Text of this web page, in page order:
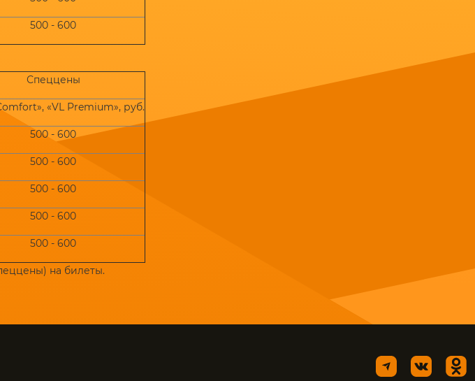
500 - 600
Спеццены
«VL Premium», руб.
500 - 600
500 - 600
500 - 600
500 - 600
500 - 600
на билеты.